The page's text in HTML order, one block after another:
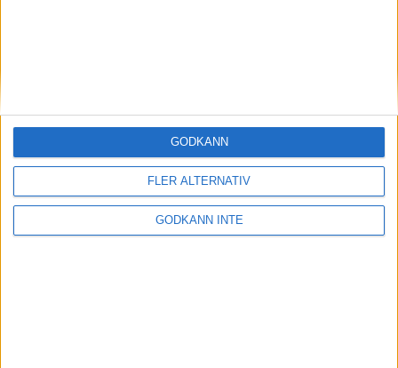
FLER ALTERNATIV
GODKÄNN INTE
GODKÄNN
ASIEN
Berlin Marathon - ett lopp genom
8 okt 1995• Arkiv• Reseberättelser från